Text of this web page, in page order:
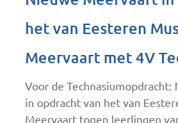
het van Eesteren
Meervaart met 4V
Voor de Technasiumopdracht:
in opdracht van het van
Meervaart togen leerlingen